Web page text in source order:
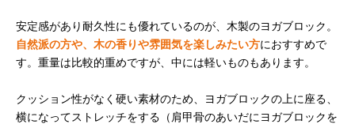
安定感があり耐久性にも優れているのが、木製のヨガブロック。
自然派の方や、木の香りや雰囲気を楽しみたい方におすすめで
す。重量は比較的重めですが、中には軽いものもあります。
クッション性がなく硬い素材のため、ヨガブロックの上に座る、
横になってストレッチをする（肩甲骨のあいだにヨガブロックを